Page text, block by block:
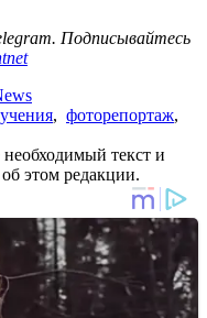
Подписывайтесь
учения, фоторепортаж,
текст и
этом редакции.